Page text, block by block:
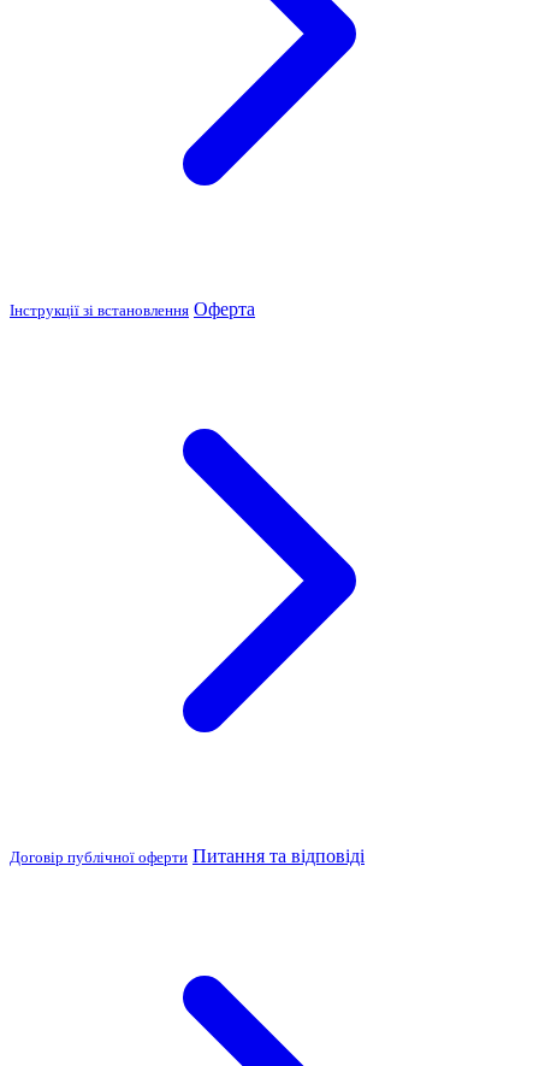
Інструкції зі встановлення Оферта
Договір публічної оферти Питання та відповіді